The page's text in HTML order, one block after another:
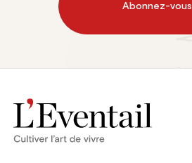
Abonnez-vous